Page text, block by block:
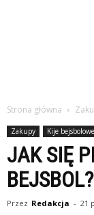
Strona główna
Zakupy Kije bejsbolowe
JAK SIĘ
BEJSBOL?
Przez Redakcja - 21